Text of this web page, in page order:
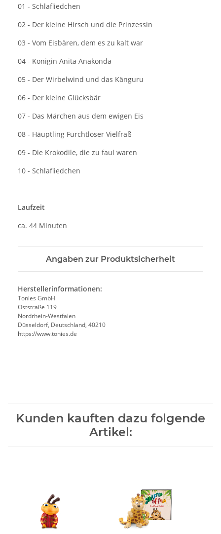
01 - Schlafliedchen
02 - Der kleine Hirsch und die Prinzessin
03 - Vom Eisbären, dem es zu kalt war
04 - Königin Anita Anakonda
05 - Der Wirbelwind und das Känguru
06 - Der kleine Glücksbär
07 - Das Märchen aus dem ewigen Eis
08 - Häuptling Furchtloser Vielfraß
09 - Die Krokodile, die zu faul waren
10 - Schlafliedchen
Laufzeit
ca. 44 Minuten
Angaben zur Produktsicherheit
Herstellerinformationen:
Tonies GmbH
Oststraße 119
Nordrhein-Westfalen
Düsseldorf, Deutschland, 40210
https://www.tonies.de
Kunden kauften dazu folgende
Artikel: